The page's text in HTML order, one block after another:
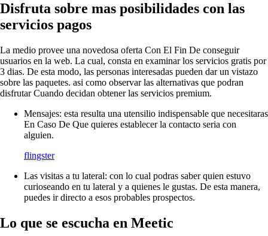
Disfruta sobre mas posibilidades con las
servicios pagos
La medio provee una novedosa oferta Con El Fin De conseguir
usuarios en la web. La cual, consta en examinar los servicios gratis por
3 dias. De esta modo, las personas interesadas pueden dar un vistazo
sobre las paquetes. asi­ como observar las alternativas que podran
disfrutar Cuando decidan obtener las servicios premium.
Mensajes: esta resulta una utensilio indispensable que necesitaras
En Caso De Que quieres establecer la contacto seria con
alguien.
flingster
Las visitas a tu lateral: con lo cual podras saber quien estuvo
curioseando en tu lateral y a quienes le gustas. De esta manera,
puedes ir directo a esos probables prospectos.
Lo que se escucha en Meetic